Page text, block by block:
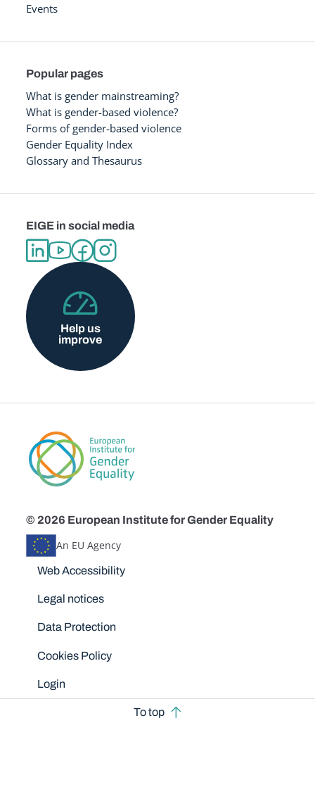
Events
Popular pages
What is gender mainstreaming?
What is gender-based violence?
Forms of gender-based violence
Gender Equality Index
Glossary and Thesaurus
EIGE in social media
Help us
improve
© 2026 European Institute for Gender Equality
An EU Agency
Disclaimers
Web Accessibility
Legal notices
Data Protection
Cookies Policy
Login
To top